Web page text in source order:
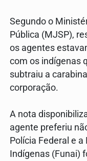
Segundo o
Pública (MJSP),
os agentes
com os indígenas
subtraiu a
corporação.
A nota
agente preferiu
Polícia Federal e
Indígenas (Funai)